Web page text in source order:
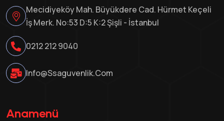
Mecidiyeköy Mah. Büyükdere Cad. Hürmet Keçeli
İş Merk. No:53 D:5 K:2 Şişli - İstanbul
0212 212 9040
Info@ssaguvenlik.com
Anamenü